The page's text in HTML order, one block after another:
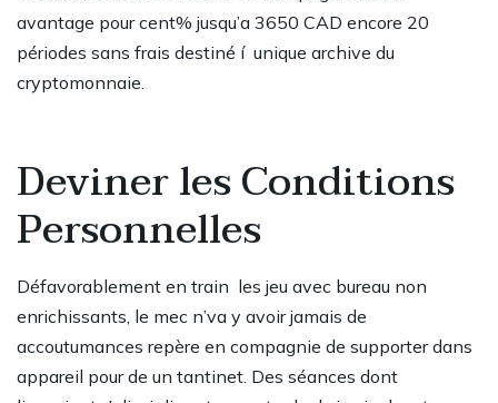
avantage pour cent% jusqu’a 3650 CAD encore 20
périodes sans frais destiné í unique archive du
cryptomonnaie.
Deviner les Conditions
Personnelles
Défavorablement en train les jeu avec bureau non
enrichissants, le mec n’va y avoir jamais de
accoutumances repère en compagnie de supporter dans
appareil pour de un tantinet. Des séances dont